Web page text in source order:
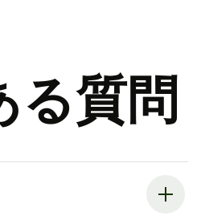
る質問